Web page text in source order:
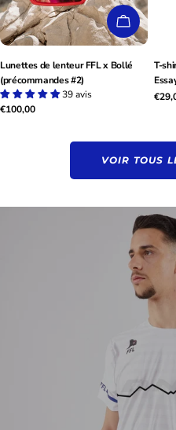
Lunettes de lenteur FFL x Bollé
(précommandes #2)
39 avis
Prix
€100,00
T-
Prix
VOIR TOUS